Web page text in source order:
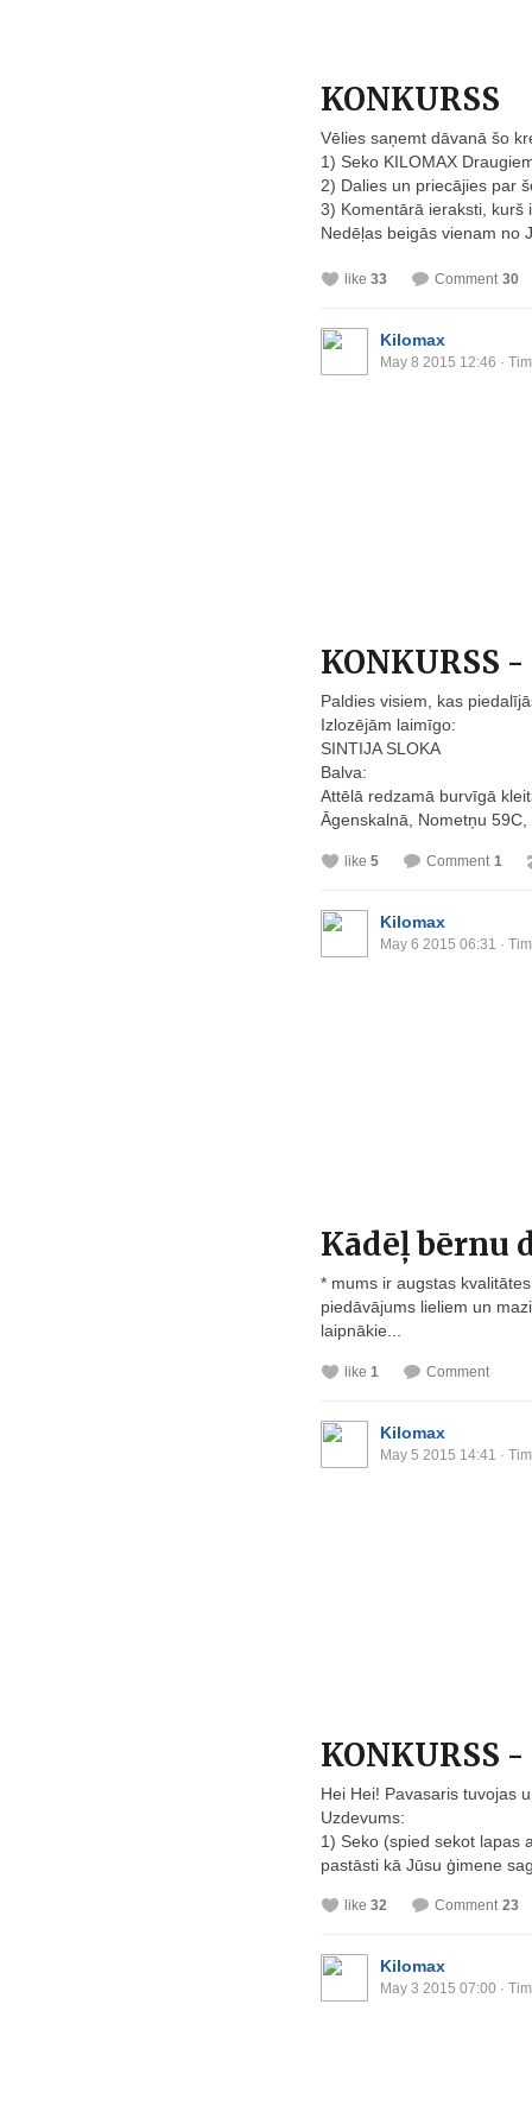
KONKURSS
Vēlies saņemt dāvanā šo
1) Seko KILOMAX
2) Dalies un priecājies par
3) Komentārā ieraksti, kurš
Nedēļas beigās vienam no
like 33 Comment 30
Kilomax
May 8 2015 12:46 ·
KONKURSS
Paldies visiem, kas
Izlozējām laimīgo:
SINTIJA SLOKA
Balva:
Attēlā redzamā burvīgā
Āgenskalnā, Nometņu
like 5 Comment 1
Kilomax
May 6 2015 06:31 ·
Kādēļ bērnu
* mums ir augstas
piedāvājums lieliem un
laipnākie...
like 1 Comment
Kilomax
May 5 2015 14:41 ·
KONKURSS
Hei Hei! Pavasaris tuvojas
Uzdevums:
1) Seko (spied sekot lapas
pastāsti kā Jūsu ģimene
like 32 Comment 23
Kilomax
May 3 2015 07:00 ·